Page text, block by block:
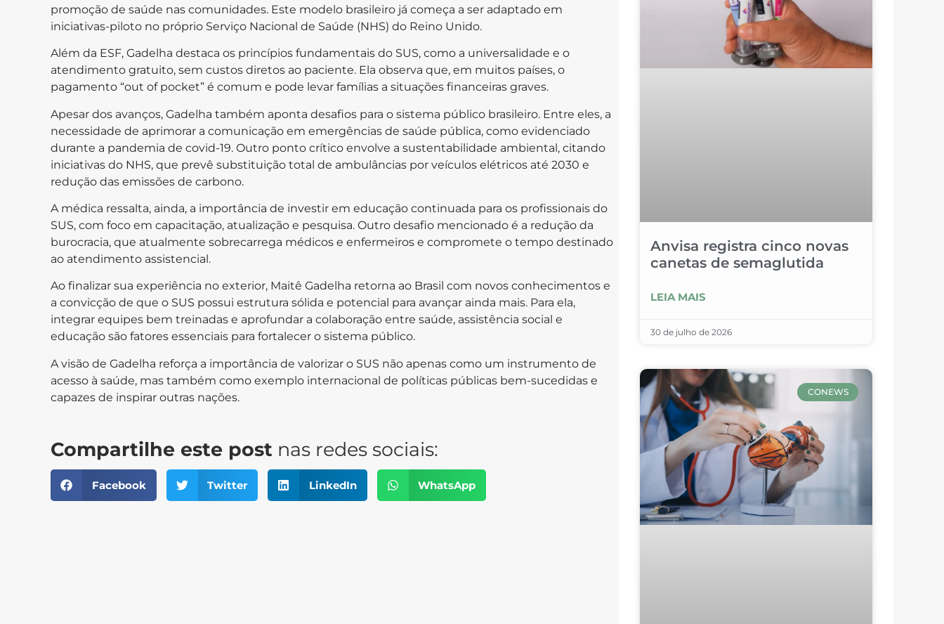
promoção de saúde nas comunidades. Este modelo brasileiro já começa a ser adaptado em
iniciativas-piloto no próprio Serviço Nacional de Saúde (NHS) do Reino Unido.
Além da ESF, Gadelha destaca os princípios fundamentais do SUS, como a universalidade e o
atendimento gratuito, sem custos diretos ao paciente. Ela observa que, em muitos países, o
pagamento “out of pocket” é comum e pode levar famílias a situações financeiras graves.
Apesar dos avanços, Gadelha também aponta desafios para o sistema público brasileiro. Entre eles, a
necessidade de aprimorar a comunicação em emergências de saúde pública, como evidenciado
durante a pandemia de covid-19. Outro ponto crítico envolve a sustentabilidade ambiental, citando
iniciativas do NHS, que prevê substituição total de ambulâncias por veículos elétricos até 2030 e
redução das emissões de carbono.
A médica ressalta, ainda, a importância de investir em educação continuada para os profissionais do
SUS, com foco em capacitação, atualização e pesquisa. Outro desafio mencionado é a redução da
burocracia, que atualmente sobrecarrega médicos e enfermeiros e compromete o tempo destinado
ao atendimento assistencial.
Ao finalizar sua experiência no exterior, Maitê Gadelha retorna ao Brasil com novos conhecimentos e
a convicção de que o SUS possui estrutura sólida e potencial para avançar ainda mais. Para ela,
integrar equipes bem treinadas e aprofundar a colaboração entre saúde, assistência social e
educação são fatores essenciais para fortalecer o sistema público.
A visão de Gadelha reforça a importância de valorizar o SUS não apenas como um instrumento de
acesso à saúde, mas também como exemplo internacional de políticas públicas bem-sucedidas e
capazes de inspirar outras nações.
Compartilhe este post nas redes sociais:
Facebook Twitter LinkedIn WhatsApp
Anvisa registra cinco novas
canetas de semaglutida
LEIA MAIS
30 de julho de 2026
CONEWS